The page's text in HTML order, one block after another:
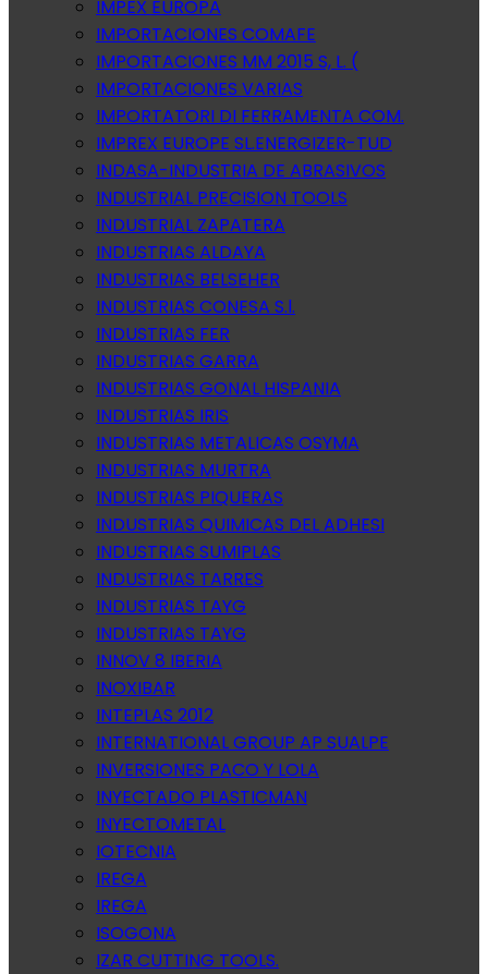
IMPEX EUROPA
IMPORTACIONES COMAFE
IMPORTACIONES MM 2015 S, L. (
IMPORTACIONES VARIAS
IMPORTATORI DI FERRAMENTA COM.
IMPREX EUROPE SL.ENERGIZER-TUD
INDASA-INDUSTRIA DE ABRASIVOS
INDUSTRIAL PRECISION TOOLS
INDUSTRIAL ZAPATERA
INDUSTRIAS ALDAYA
INDUSTRIAS BELSEHER
INDUSTRIAS CONESA S.l.
INDUSTRIAS FER
INDUSTRIAS GARRA
INDUSTRIAS GONAL HISPANIA
INDUSTRIAS IRIS
INDUSTRIAS METALICAS OSYMA
INDUSTRIAS MURTRA
INDUSTRIAS PIQUERAS
INDUSTRIAS QUIMICAS DEL ADHESI
INDUSTRIAS SUMIPLAS
INDUSTRIAS TARRES
INDUSTRIAS TAYG
INDUSTRIAS TAYG
INNOV 8 IBERIA
INOXIBAR
INTEPLAS 2012
INTERNATIONAL GROUP AP SUALPE
INVERSIONES PACO Y LOLA
INYECTADO PLASTICMAN
INYECTOMETAL
IOTECNIA
IREGA
IREGA
ISOGONA
IZAR CUTTING TOOLS.